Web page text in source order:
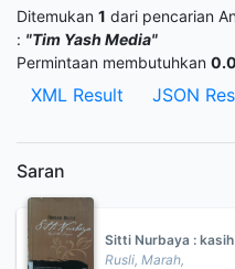
Ditemukan 1 dari pencarian
: "Tim Yash Media"
Permintaan membutuhkan
XML Result JSON
Saran
Sitti Nurbaya :
Rusli, Marah,